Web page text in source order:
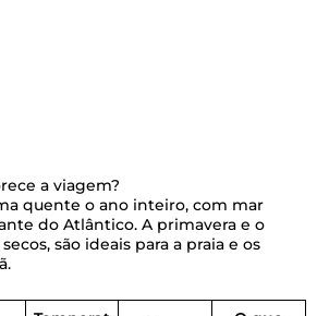
a viagem?
quente o ano inteiro, com mar
do Atlântico. A primavera e o
são ideais para a praia e os